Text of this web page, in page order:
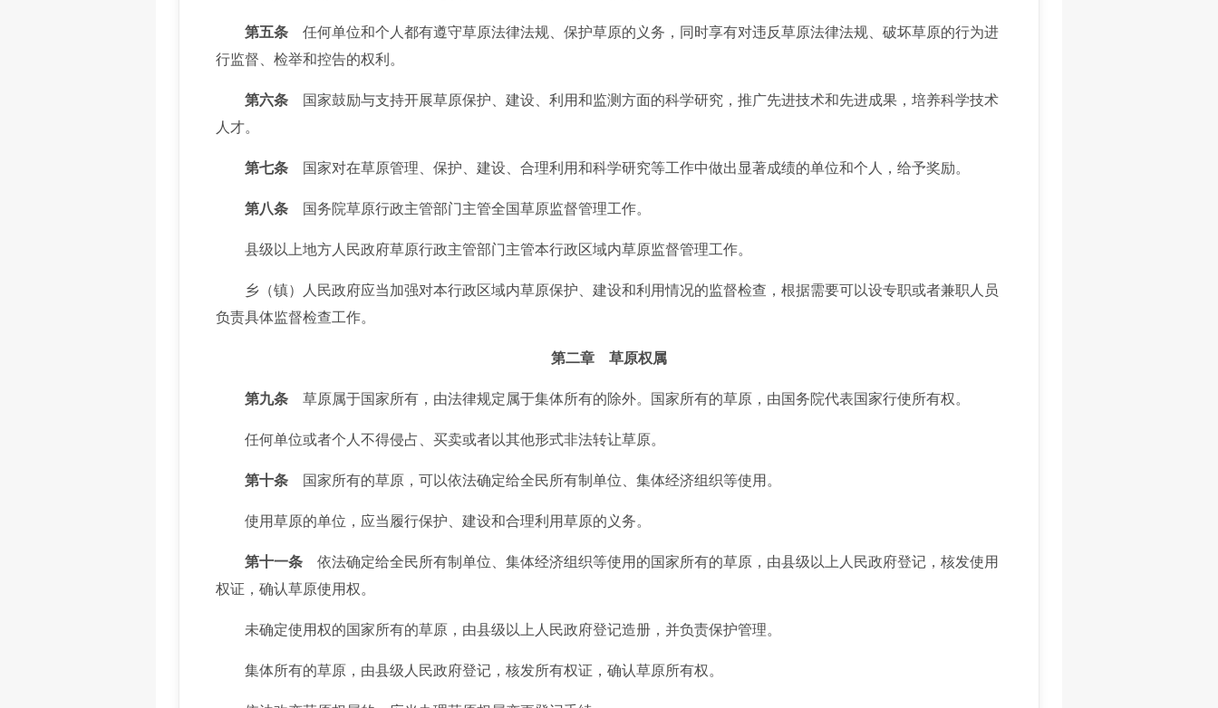
第五条 任何单位和个人都有遵守草原法律法规、保护草原的义务，同时享有对违反草原法律法规、破坏草原的行为进
行监督、检举和控告的权利。
第六条 国家鼓励与支持开展草原保护、建设、利用和监测方面的科学研究，推广先进技术和先进成果，培养科学技术
人才。
第七条 国家对在草原管理、保护、建设、合理利用和科学研究等工作中做出显著成绩的单位和个人，给予奖励。
第八条 国务院草原行政主管部门主管全国草原监督管理工作。
县级以上地方人民政府草原行政主管部门主管本行政区域内草原监督管理工作。
乡（镇）人民政府应当加强对本行政区域内草原保护、建设和利用情况的监督检查，根据需要可以设专职或者兼职人员
负责具体监督检查工作。
第二章 草原权属
第九条 草原属于国家所有，由法律规定属于集体所有的除外。国家所有的草原，由国务院代表国家行使所有权。
任何单位或者个人不得侵占、买卖或者以其他形式非法转让草原。
第十条 国家所有的草原，可以依法确定给全民所有制单位、集体经济组织等使用。
使用草原的单位，应当履行保护、建设和合理利用草原的义务。
第十一条 依法确定给全民所有制单位、集体经济组织等使用的国家所有的草原，由县级以上人民政府登记，核发使用
权证，确认草原使用权。
未确定使用权的国家所有的草原，由县级以上人民政府登记造册，并负责保护管理。
集体所有的草原，由县级人民政府登记，核发所有权证，确认草原所有权。